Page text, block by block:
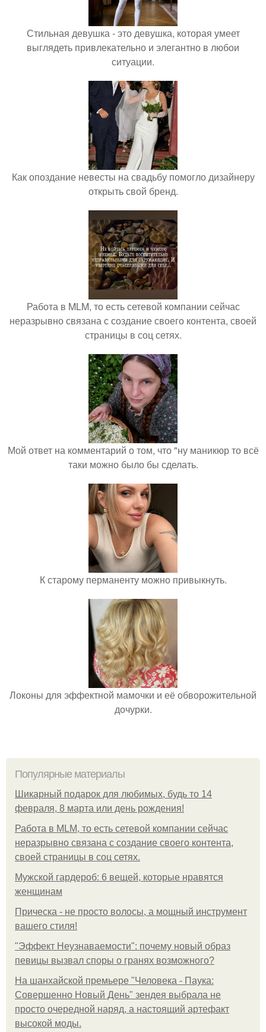
Стильная девушка - это девушка, которая умеет
выглядеть привлекательно и элегантно в любои
ситуации.
Как опоздание невесты на свадьбу помогло дизайнеру
открыть свой бренд.
Работа в MLM, то есть сетевой компании сейчас
неразрывно связана с создание своего контента, своей
страницы в соц сетях.
Мой ответ на комментарий о том, что "ну маникюр то всё
таки можно было бы сделать.
К старому перманенту можно привыкнуть.
Локоны для эффектной мамочки и её обворожительной
дочурки.
Популярные материалы
Шикарный подарок для любимых, будь то 14
февраля, 8 марта или день рождения!
Работа в MLM, то есть сетевой компании сейчас
неразрывно связана с создание своего контента,
своей страницы в соц сетях.
Мужской гардероб: 6 вещей, которые нравятся
женщинам
Прическа - не просто волосы, а мощный инструмент
вашего стиля!
"Эффект Неузнаваемости": почему новый образ
певицы вызвал споры о гранях возможного?
На шанхайской премьере "Человека - Паука:
Совершенно Новый День" зендея выбрала не
просто очередной наряд, а настоящий артефакт
высокой моды.